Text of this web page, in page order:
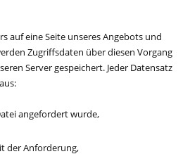
auf eine Seite unseres Angebots und
Zugriffsdaten über diesen Vorgang
Server gespeichert. Jeder Datensatz
angefordert wurde,
der Anforderung,